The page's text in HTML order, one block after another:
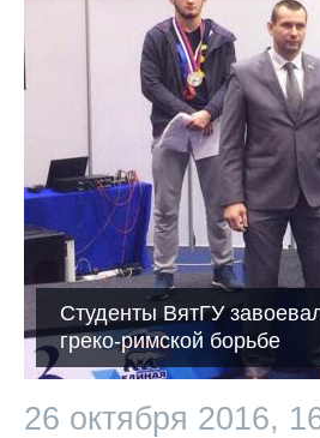
Студенты ВятГУ
греко-римской борьбе
26 октября 2016,